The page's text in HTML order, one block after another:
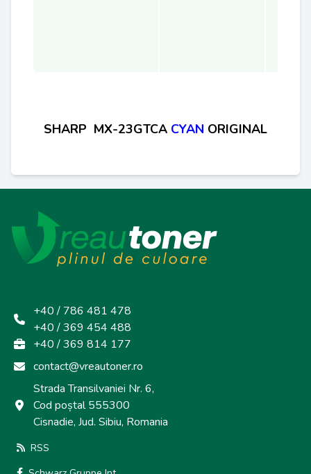
SHARP MX-23GTCA CYAN ORIGINAL
+40 / 786 481 478
+40 / 369 454 488
+40 / 369 814 177
contact@vreautoner.ro
Strada Transilvaniei Nr. 6,
Cod poștal 555300
Cisnadie, Jud. Sibiu, Romania
RSS